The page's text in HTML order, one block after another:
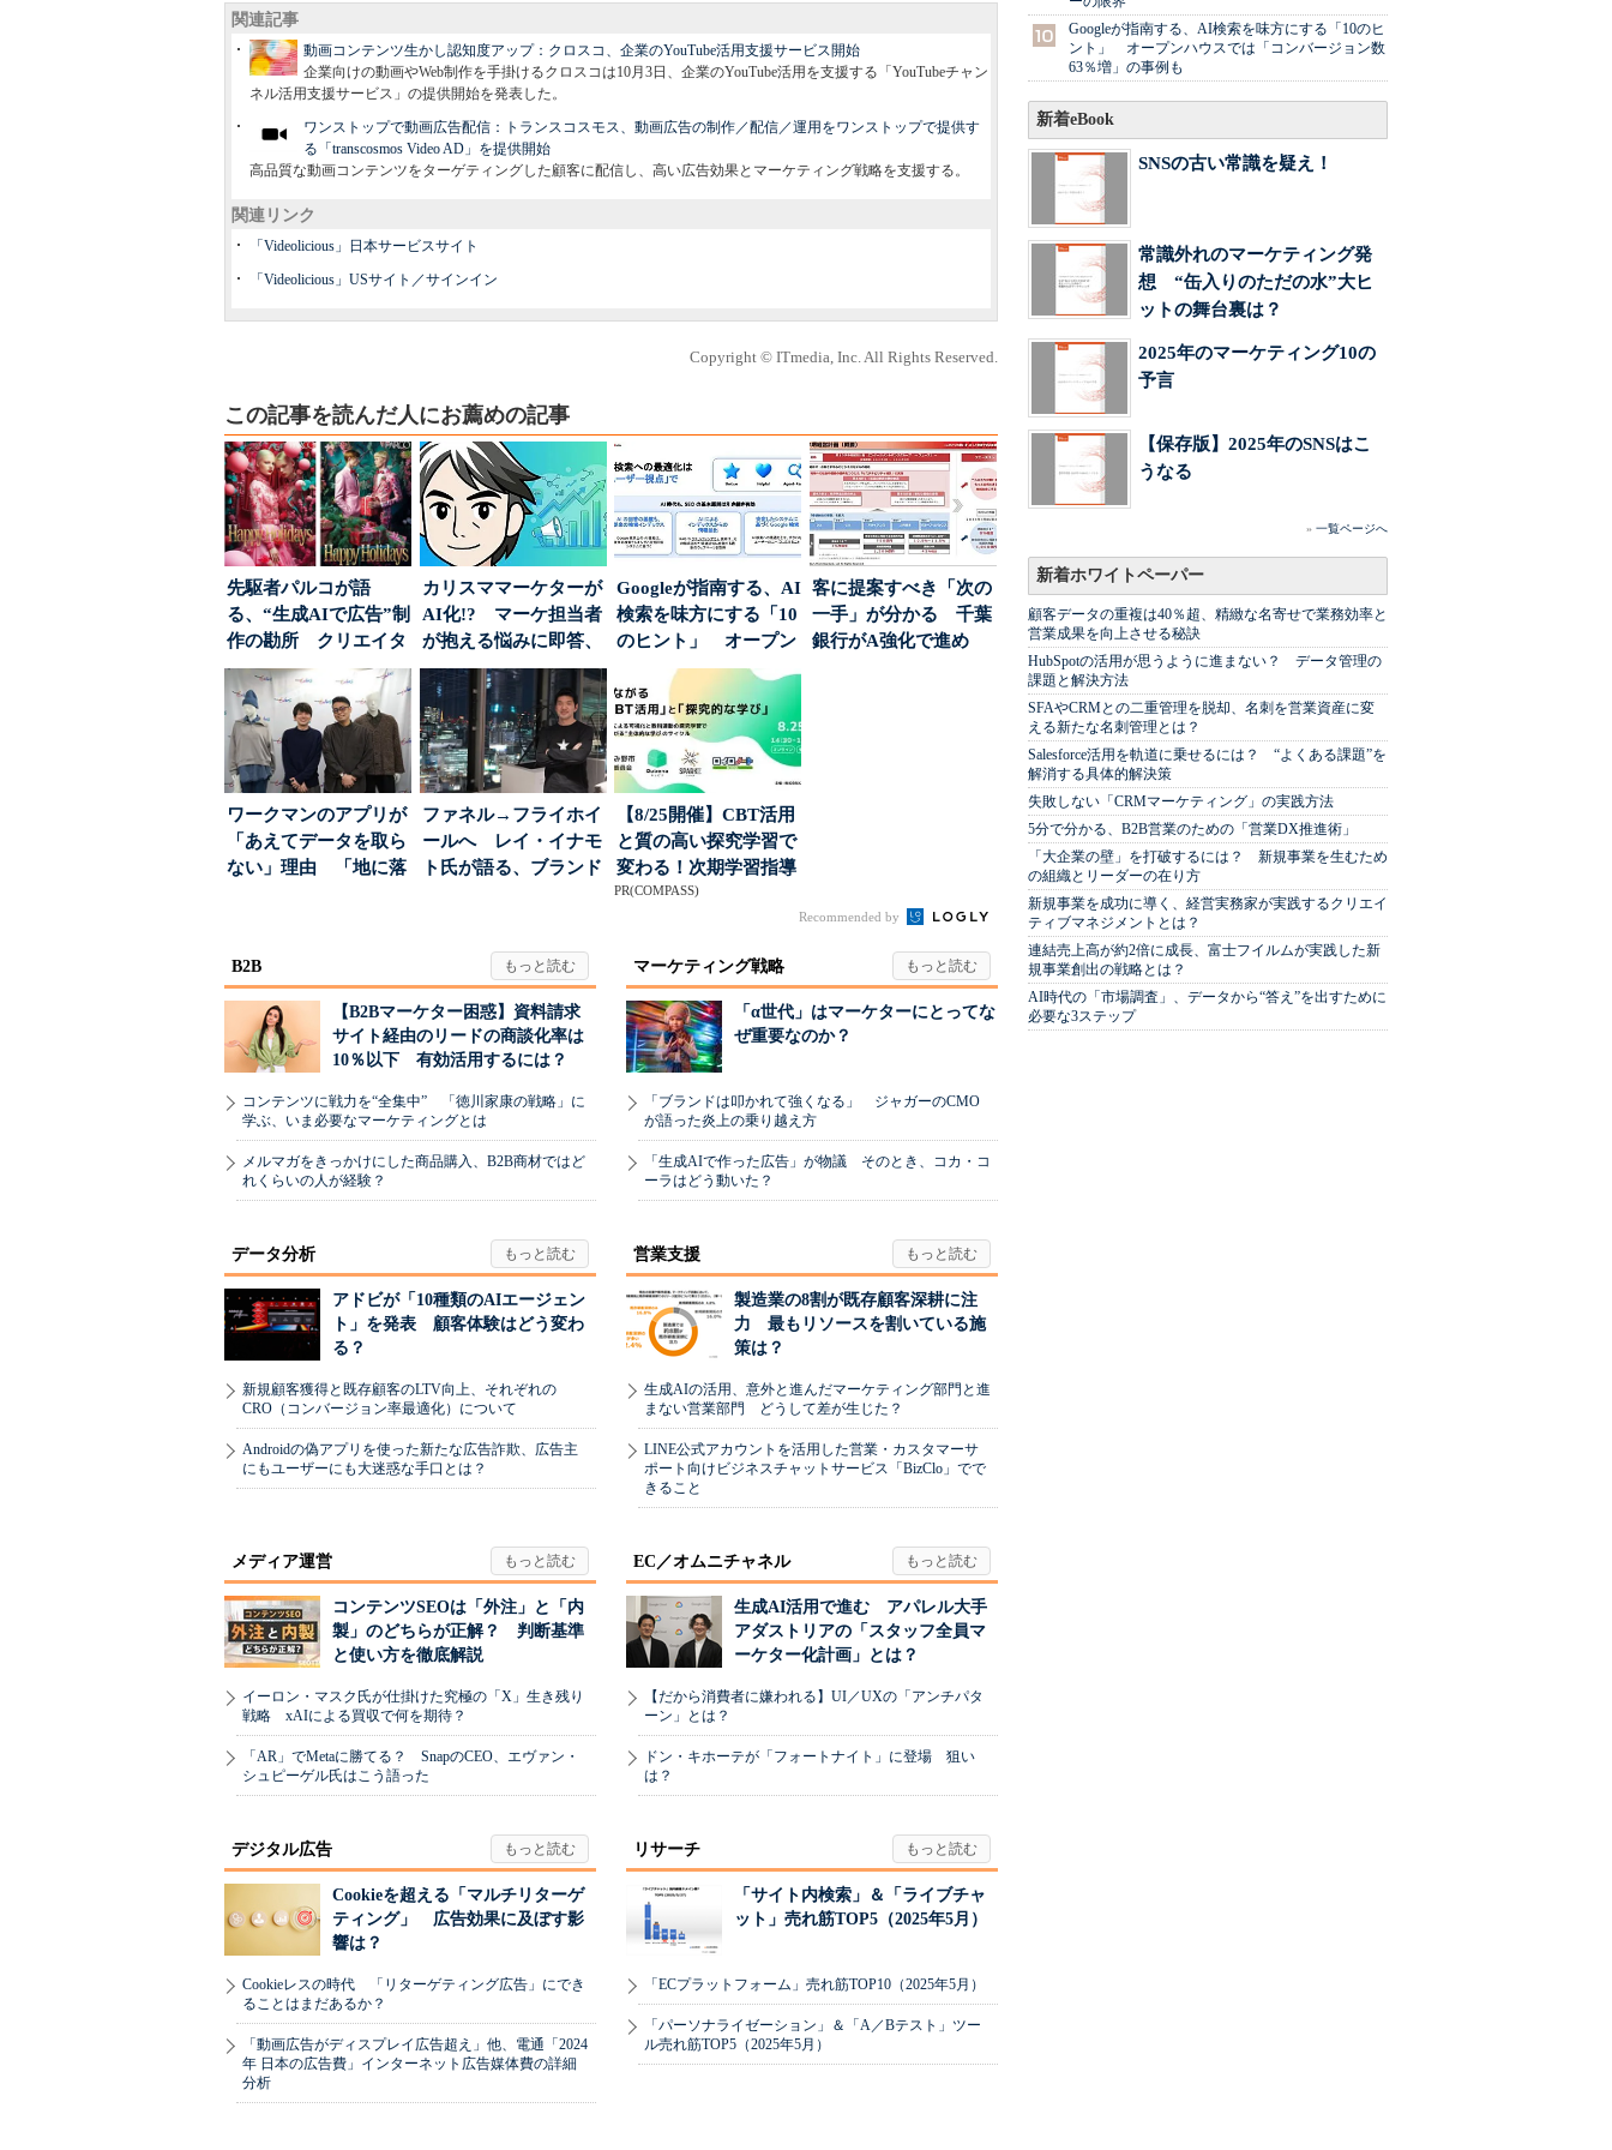
関連記事
動画コンテンツ生かし認知度アップ：クロスコ、企業のYouTube活用支援サービス開始
企業向けの動画やWeb制作を手掛けるクロスコは10月3日、企業のYouTube活用を支援する「YouTubeチャン
ネル活用支援サービス」の提供開始を発表した。
ワンストップで動画広告配信：トランスコスモス、動画広告の制作／配信／運用をワンストップで提供す
る「transcosmos Video AD」を提供開始
高品質な動画コンテンツをターゲティングした顧客に配信し、高い広告効果とマーケティング戦略を支援する。
関連リンク
「Videolicious」日本サービスサイト
「Videolicious」USサイト／サインイン
Copyright © ITmedia, Inc. All Rights Reserved.
この記事を読んだ人にお薦めの記事
先駆者パルコが語
る、“生成AIで広告”制
作の勘所 クリエイタ
ーに残る「重要な役
割...
カリスママーケターが
AI化!? マーケ担当者
が抱える悩みに即答、
実力は？
Googleが指南する、AI
検索を味方にする「10
のヒント」 オープン
ハウスでは...
客に提案すべき「次の
一手」が分かる 千葉
銀行がA強化で進め
ワークマンのアプリが
「あえてデータを取ら
ない」理由 「地に落
ファネル→フライホイ
ールへ レイ・イナモ
ト氏が語る、ブランド
【8/25開催】CBT活用
と質の高い探究学習で
変わる！次期学習指導
要領を見据えた...
PR(COMPASS)
Recommended by
B2B
【B2Bマーケター困惑】資料請求
サイト経由のリードの商談化率は
10％以下 有効活用するには？
コンテンツに戦力を“全集中” 「徳川家康の戦略」に
学ぶ、いま必要なマーケティングとは
メルマガをきっかけにした商品購入、B2B商材ではど
れくらいの人が経験？
マーケティング戦略
「α世代」はマーケターにとってな
ぜ重要なのか？
「ブランドは叩かれて強くなる」 ジャガーのCMO
が語った炎上の乗り越え方
「生成AIで作った広告」が物議 そのとき、コカ・コ
ーラはどう動いた？
データ分析
アドビが「10種類のAIエージェン
ト」を発表 顧客体験はどう変わ
る？
新規顧客獲得と既存顧客のLTV向上、それぞれの
CRO（コンバージョン率最適化）について
Androidの偽アプリを使った新たな広告詐欺、広告主
にもユーザーにも大迷惑な手口とは？
営業支援
製造業の8割が既存顧客深耕に注
力 最もリソースを割いている施
策は？
生成AIの活用、意外と進んだマーケティング部門と進
まない営業部門 どうして差が生じた？
LINE公式アカウントを活用した営業・カスタマーサ
ポート向けビジネスチャットサービス「BizClo」でで
きること
メディア運営
コンテンツSEOは「外注」と「内
製」のどちらが正解？ 判断基準
と使い方を徹底解説
イーロン・マスク氏が仕掛けた究極の「X」生き残り
戦略 xAIによる買収で何を期待？
「AR」でMetaに勝てる？ SnapのCEO、エヴァン・
シュピーゲル氏はこう語った
EC／オムニチャネル
生成AI活用で進む アパレル大手
アダストリアの「スタッフ全員マ
ーケター化計画」とは？
【だから消費者に嫌われる】UI／UXの「アンチパタ
ーン」とは？
ドン・キホーテが「フォートナイト」に登場 狙い
は？
デジタル広告
Cookieを超える「マルチリターゲ
ティング」 広告効果に及ぼす影
響は？
Cookieレスの時代 「リターゲティング広告」にでき
ることはまだあるか？
「動画広告がディスプレイ広告超え」他、電通「2024
年 日本の広告費」インターネット広告媒体費の詳細
分析
リサーチ
「サイト内検索」＆「ライブチャ
ット」売れ筋TOP5（2025年5月）
「ECプラットフォーム」売れ筋TOP10（2025年5月）
「パーソナライゼーション」＆「A／Bテスト」ツー
ル売れ筋TOP5（2025年5月）
Googleが指南する、AI検索を味方にする「10のヒ
ント」 オープンハウスでは「コンバージョン数
63％増」の事例も
新着eBook
SNSの古い常識を疑え！
常識外れのマーケティング発
想 “缶入りのただの水”大ヒ
ットの舞台裏は？
2025年のマーケティング10の
予言
【保存版】2025年のSNSはこ
うなる
» 一覧ページへ
新着ホワイトペーパー
顧客データの重複は40％超、精緻な名寄せで業務効率と
営業成果を向上させる秘訣
HubSpotの活用が思うように進まない？ データ管理の
課題と解決方法
SFAやCRMとの二重管理を脱却、名刺を営業資産に変
える新たな名刺管理とは？
Salesforce活用を軌道に乗せるには？ “よくある課題”を
解消する具体的解決策
失敗しない「CRMマーケティング」の実践方法
5分で分かる、B2B営業のための「営業DX推進術」
「大企業の壁」を打破するには？ 新規事業を生むため
の組織とリーダーの在り方
新規事業を成功に導く、経営実務家が実践するクリエイ
ティブマネジメントとは？
連結売上高が約2倍に成長、富士フイルムが実践した新
規事業創出の戦略とは？
AI時代の「市場調査」、データから“答え”を出すために
必要な3ステップ